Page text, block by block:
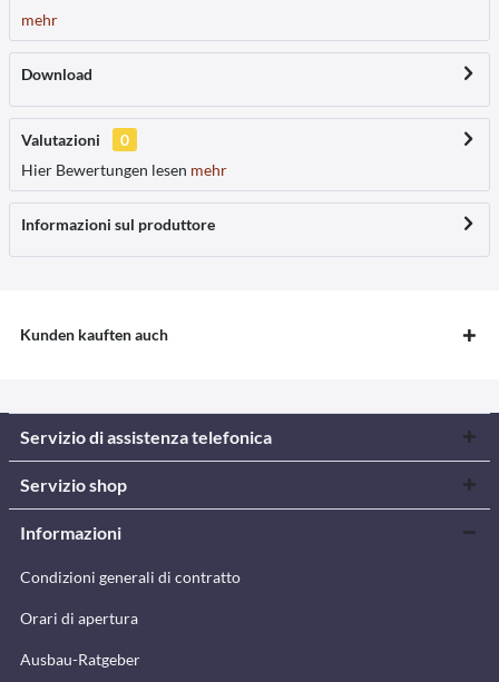
mehr
Download
Valutazioni
0
Hier Bewertungen lesen mehr
Informazioni sul produttore
Kunden kauften auch
Servizio di assistenza telefonica
Servizio shop
Informazioni
Condizioni generali di contratto
Orari di apertura
Ausbau-Ratgeber